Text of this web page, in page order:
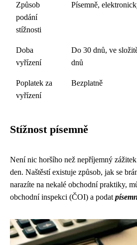
Způsob
podání
stížnosti
Písemně,
Doba
vyřízení
Do 30 dnů, ve
dnů
Poplatek za
vyřízení
Bezplatně
Stížnost písemně
Není nic horšího než nepříjemný
den. Naštěstí existuje způsob, jak se
narazíte na nekalé obchodní praktiky,
obchodní inspekci (ČOI) a podat